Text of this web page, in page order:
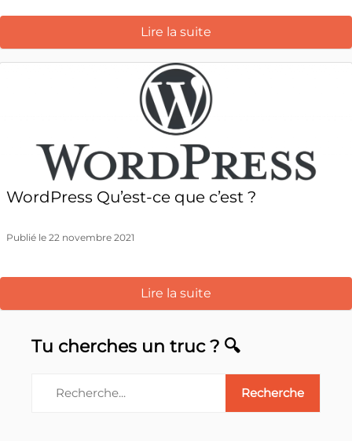
Lire la suite
WordPress Qu’est-ce que c’est ?
Publié le 22 novembre 2021
Lire la suite
Tu cherches un truc ? 🔍